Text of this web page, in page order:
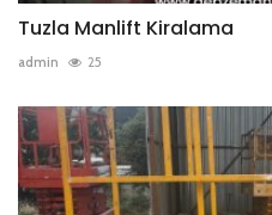
Tuzla Manlift Kiralama
admin 25